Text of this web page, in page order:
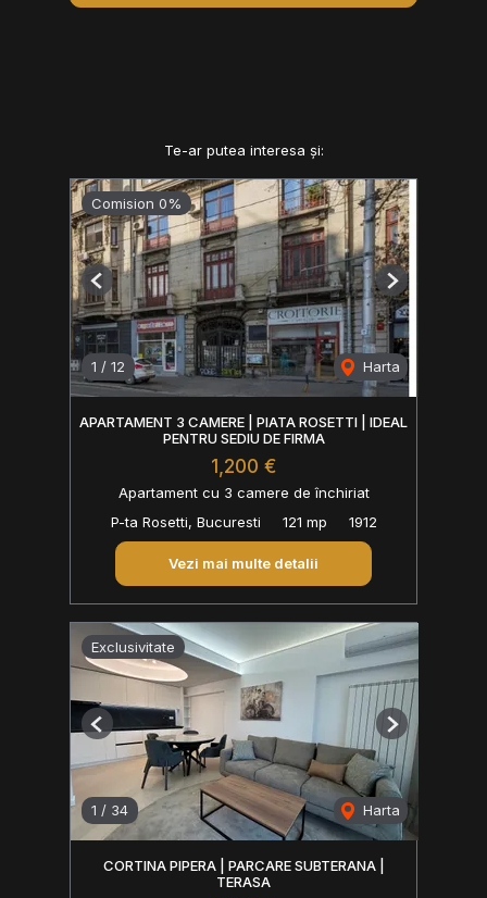
Te-ar putea interesa și:
Comision 0%
1 / 12 Harta
Previous Next
APARTAMENT 3 CAMERE | PIATA ROSETTI | IDEAL
PENTRU SEDIU DE FIRMA
1,200 €
Apartament cu 3 camere de închiriat
P-ta Rosetti, Bucuresti
121 mp 1912
Vezi mai multe detalii
Exclusivitate
1 / 34 Harta
Previous Next
CORTINA PIPERA | PARCARE SUBTERANA |
TERASA